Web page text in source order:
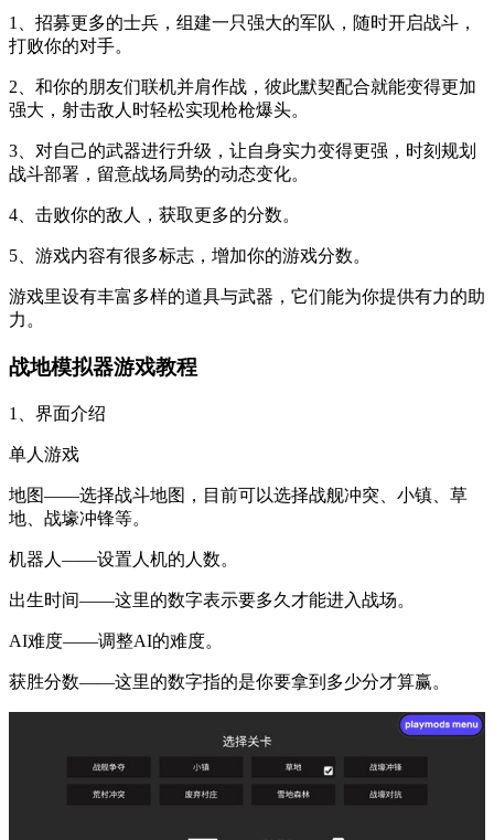
1、招募更多的士兵，组建一只强大的军队，随时开启战斗，
打败你的对手。
2、和你的朋友们联机并肩作战，彼此默契配合就能变得更加
强大，射击敌人时轻松实现枪枪爆头。
3、对自己的武器进行升级，让自身实力变得更强，时刻规划
战斗部署，留意战场局势的动态变化。
4、击败你的敌人，获取更多的分数。
5、游戏内容有很多标志，增加你的游戏分数。
游戏里设有丰富多样的道具与武器，它们能为你提供有力的助
力。
战地模拟器游戏教程
1、界面介绍
单人游戏
地图——选择战斗地图，目前可以选择战舰冲突、小镇、草
地、战壕冲锋等。
机器人——设置人机的人数。
出生时间——这里的数字表示要多久才能进入战场。
AI难度——调整AI的难度。
获胜分数——这里的数字指的是你要拿到多少分才算赢。